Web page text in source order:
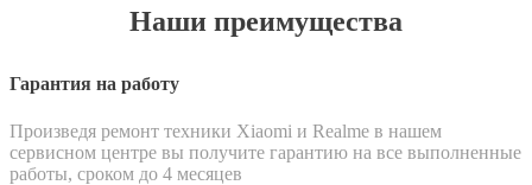
Наши преимущества
Гарантия на работу
Произведя ремонт техники Xiaomi и Realme в нашем
сервисном центре вы получите гарантию на все выполненные
работы, сроком до 4 месяцев